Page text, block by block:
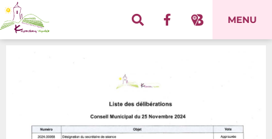
MENU
Panneau de gestion des cookies